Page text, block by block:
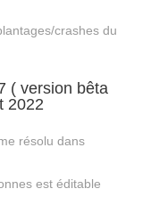
crashes du
( version bêta
2022
résolu dans
est éditable